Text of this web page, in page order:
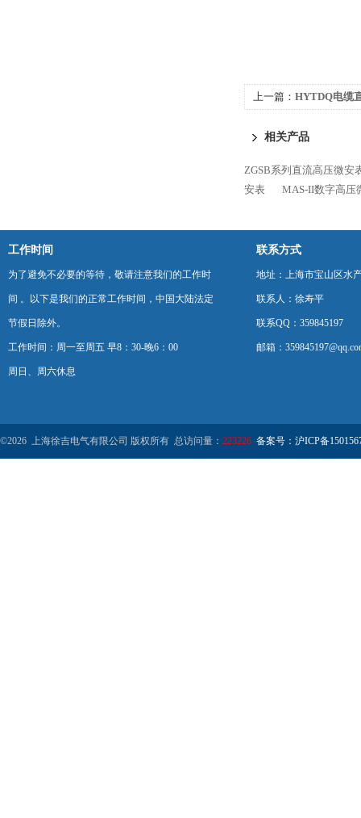
上一篇： HYTDQ电缆
相关产品
ZGSB系列直流高压微安
安表
MAS-II数字高压
工作时间
为了避免不必要的等待，敬请注意我们的工作时
间 。以下是我们的正常工作时间，中国大陆法定
节假日除外。
工作时间：周一至周五 早8：30-晚6：00
周日、周六休息
联系方式
地址：上海市宝山区水
联系人：徐寿平
联系QQ：359845197
邮箱：
©2026 上海徐吉电气有限公司 版权所有 总访问量： 223226 备案号：沪ICP备